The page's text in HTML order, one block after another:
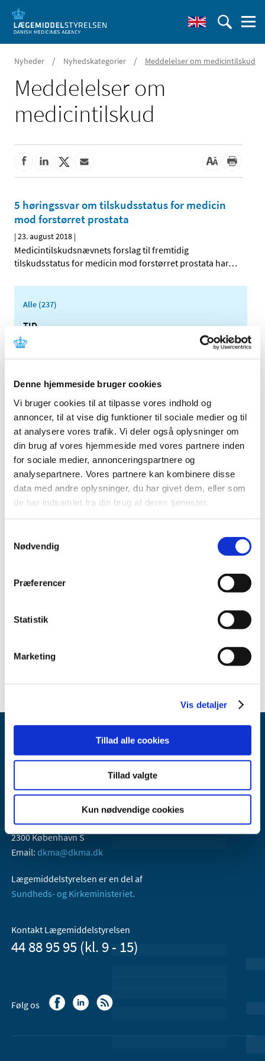
Denne hjemmeside bruger cookies
Vi bruger cookies til at tilpasse vores indhold og
annoncer, til at vise dig funktioner til sociale medier og til
at analysere vores trafik. Vi deler også oplysninger om
din brug af vores hjemmeside med vores partnere inden
for sociale medier, annonceringspartnere og
analysepartnere. Vores partnere kan kombinere disse
data med andre oplysninger, du har givet dem, eller som
de har indsamlet fra din brug af deres tjenester.
Nødvendig
Præferencer
Statistik
Marketing
Vis detaljer
Tillad alle cookies
Tillad valgte
Kun nødvendige cookies
Nyheder / Nyhedskategorier / Meddelelser om medicintilskud
Meddelelser om
medicintilskud
5 høringssvar om tilskudsstatus for medicin
mod forstørret prostata
|23. august 2018 |
Medicintilskudsnævnets forslag til fremtidig
tilskudsstatus for medicin mod forstørret prostata har…
Alle (237)
TID
2026 (25)
2025 (17)
2023 (26)
2022 (16)
2021 (35)
2020 (11)
2019 (45)
2018 (45)
december (5)
november (1)
oktober (5)
august (1)
juni (4)
april (4)
januar (3)
Lægemiddelstyrelsen
Axel Heides Gade 1
2300 København S
Email: dkma@dkma.dk
Lægemiddelstyrelsen er en del af
Sundheds- og Kirkeministeriet.
Kontakt Lægemiddelstyrelsen
44 88 95 95 (kl. 9 - 15)
Følg os